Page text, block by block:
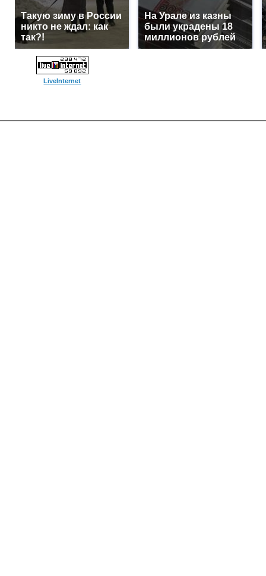
Такую зиму в России
никто не ждал: как
так?!
На Урале из казны
были украдены 18
миллионов рублей
LiveInternet